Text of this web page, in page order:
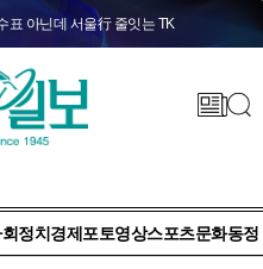
표 아닌데 서울行 줄잇는 TK
정치 경제 포토영상스포츠문화동정